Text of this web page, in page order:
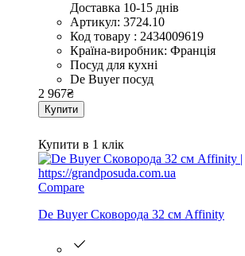
Доставка 10-15 днів
Артикул: 3724.10
Код товару : 2434009619
Країна-виробник: Франція
Посуд для кухні
De Buyer посуд
2 967₴
Купити
Купити в 1 клік
Compare
De Buyer Сковорода 32 см Affinity